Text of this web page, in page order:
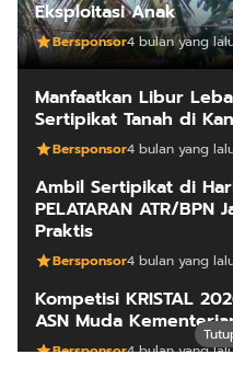
Eksploitasi Anak
Bersponsor4 bulan yang
Manfaatkan Libur
Sertipikat Tanah di
Bersponsor4 bulan yang
Ambil Sertipikat di
PELATARAN ATR/
Praktis
Bersponsor4 bulan yang
Kompetisi KRISTAL
ASN Muda
Bersponsor4 bulan yang